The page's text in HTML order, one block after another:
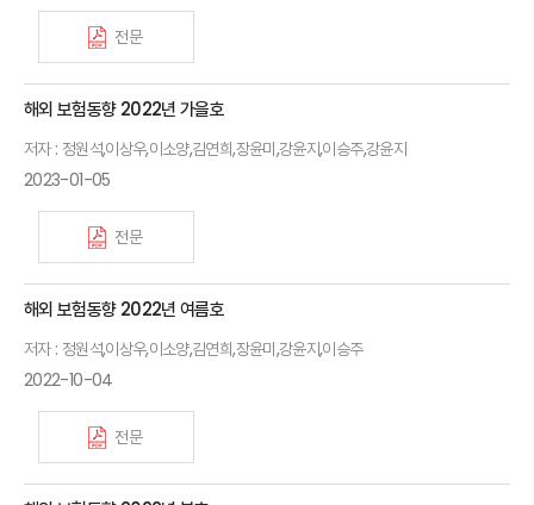
전문
해외 보험동향 2022년 가을호
저자 : 정원석,이상우,이소양,김연희,장윤미,강윤지,이승주,강윤지
2023-01-05
전문
해외 보험동향 2022년 여름호
저자 : 정원석,이상우,이소양,김연희,장윤미,강윤지,이승주
2022-10-04
전문